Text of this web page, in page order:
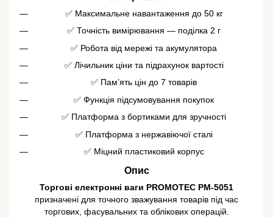
✅ Максимальне навантаження до 50 кг
✅ Точність вимірювання — поділка 2 г
✅ Робота від мережі та акумулятора
✅ Лічильник ціни та підрахунок вартості
✅ Пам’ять цін до 7 товарів
✅ Функція підсумовування покупок
✅ Платформа з бортиками для зручності
✅ Платформа з нержавіючої сталі
✅ Міцний пластиковий корпус
Опис
Торгові електронні ваги PROMOTEC PM-5051
призначені для точного зважування товарів під час
торгових, фасувальних та облікових операцій.